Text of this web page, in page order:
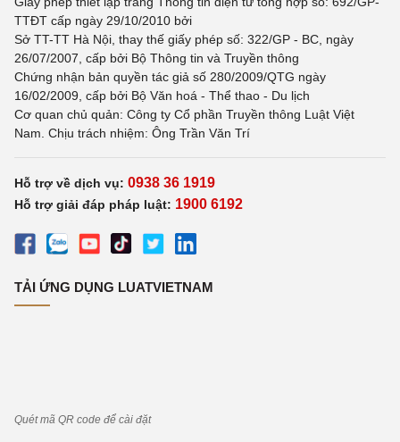
TTĐT cấp ngày 29/10/2010 bởi
Sở TT-TT Hà Nội, thay thế giấy phép số: 322/GP - BC, ngày
26/07/2007, cấp bởi Bộ Thông tin và Truyền thông
Chứng nhận bản quyền tác giả số 280/2009/QTG ngày
16/02/2009, cấp bởi Bộ Văn hoá - Thể thao - Du lịch
Cơ quan chủ quản: Công ty Cổ phần Truyền thông Luật Việt
Nam. Chịu trách nhiệm: Ông Trần Văn Trí
Hỗ trợ về dịch vụ: 0938 36 1919
Hỗ trợ giải đáp pháp luật: 1900 6192
TẢI ỨNG DỤNG LUATVIETNAM
Quét mã QR code để cài đặt